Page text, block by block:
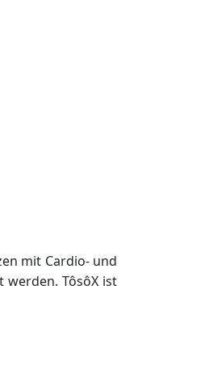
mit Cardio- und
werden. TôsôX ist